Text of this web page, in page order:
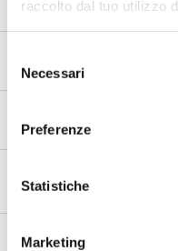
raccolto dal tuo utilizzo
delNecessari
Preferenze
Statistiche
Marketing
Titan
Ja - Für den Straßenverkehr
Ja
BESCHREIBUNG
Beschreibung